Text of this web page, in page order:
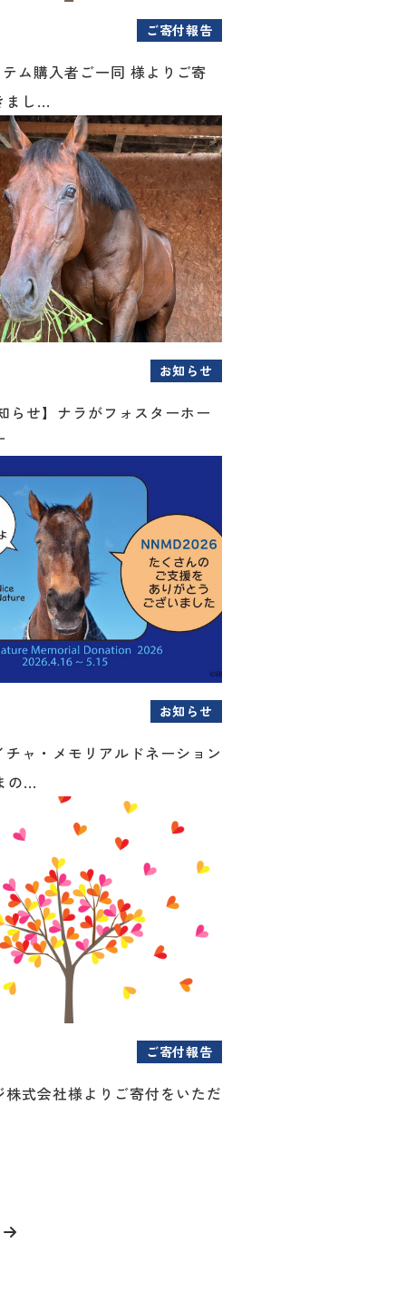
ご寄付報告
ム購入者ご一同 様よりご寄
まし...
お知らせ
らせ】ナラがフォスターホー
お知らせ
ャ・メモリアルドネーション
の...
ご寄付報告
株式会社様よりご寄付をいただ